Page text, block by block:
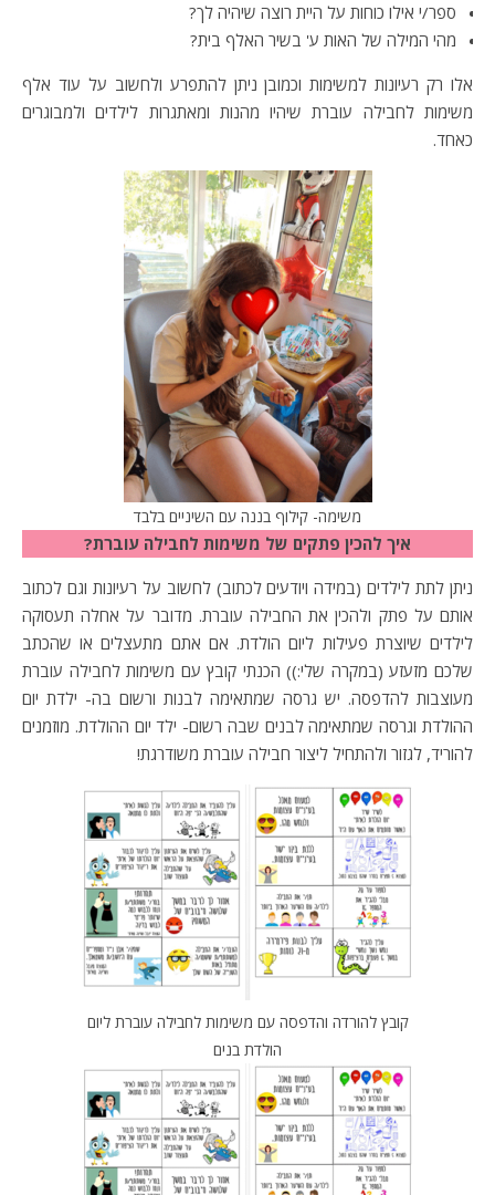
ספר/י אילו כוחות על היית רוצה שיהיה לך?
מהי המילה של האות ע' בשיר האלף בית?
אלו רק רעיונות למשימות וכמובן ניתן להתפרע ולחשוב על עוד אלף
משימות לחבילה עוברת שיהיו מהנות ומאתגרות לילדים ולמבוגרים
כאחד.
משימה- קילוף בננה עם השיניים בלבד
איך להכין פתקים של משימות לחבילה עוברת?
ניתן לתת לילדים (במידה ויודעים לכתוב) לחשוב על רעיונות וגם לכתוב
אותם על פתק ולהכין את החבילה עוברת. מדובר על אחלה תעסוקה
לילדים שיוצרת פעילות ליום הולדת. אם אתם מתעצלים או שהכתב
שלכם מזעזע (במקרה שלי:)) הכנתי קובץ עם משימות לחבילה עוברת
מעוצבות להדפסה. יש גרסה שמתאימה לבנות ורשום בה- ילדת יום
ההולדת וגרסה שמתאימה לבנים שבה רשום- ילד יום ההולדת. מוזמנים
להוריד, לגזור ולהתחיל ליצור חבילה עוברת משודרגת!
קובץ להורדה והדפסה עם משימות לחבילה עוברת ליום
הולדת בנים